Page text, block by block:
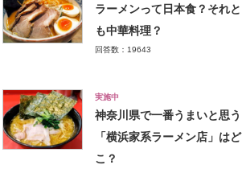
ラーメンって日本食？それと
も中華料理？
回答数：19643
実施中
神奈川県で一番うまいと思う
「横浜家系ラーメン店」はど
こ？